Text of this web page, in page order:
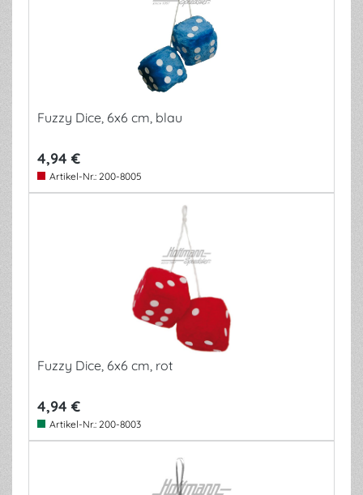
Fuzzy Dice, 6x6 cm, blau
4,94 €
Artikel-Nr.: 200-8005
Fuzzy Dice, 6x6 cm, rot
4,94 €
Artikel-Nr.: 200-8003